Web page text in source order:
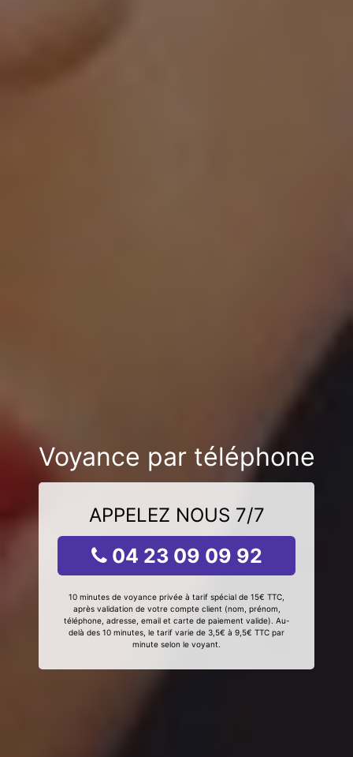
Voyance par téléphone
APPELEZ NOUS 7/7
04 23 09 09 92
10 minutes de voyance privée à tarif spécial de 15€ TTC,
après validation de votre compte client (nom, prénom,
téléphone, adresse, email et carte de paiement valide). Au-
delà des 10 minutes, le tarif varie de 3,5€ à 9,5€ TTC par
minute selon le voyant.